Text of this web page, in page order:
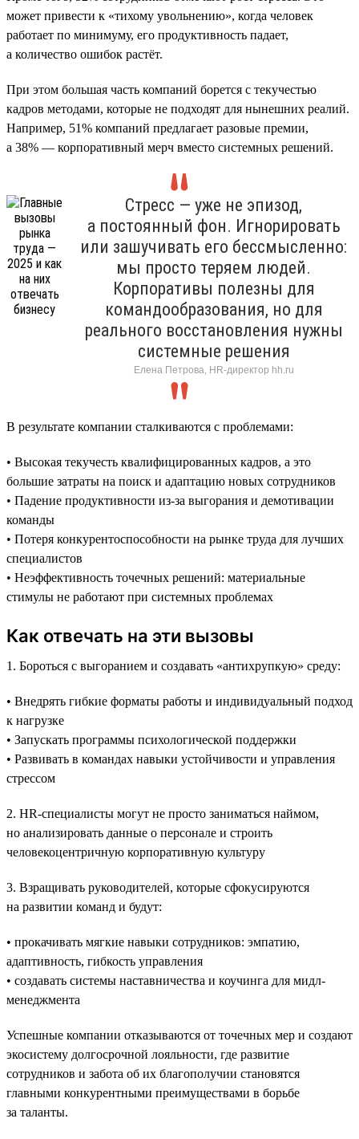
может привести к «тихому увольнению», когда человек
работает по минимуму, его продуктивность падает,
а количество ошибок растёт.
При этом большая часть компаний борется с текучестью
кадров методами, которые не подходят для нынешних реалий.
Например, 51% компаний предлагает разовые премии,
а 38% — корпоративный мерч вместо системных решений.
Стресс — уже не эпизод,
а постоянный фон. Игнорировать
или зашучивать его бессмысленно:
мы просто теряем людей.
Корпоративы полезны для
командообразования, но для
реального восстановления нужны
системные решения
Елена Петрова, HR-директор hh.ru
В результате компании сталкиваются с проблемами:
• Высокая текучесть квалифицированных кадров, а это
большие затраты на поиск и адаптацию новых сотрудников
• Падение продуктивности из-за выгорания и демотивации
команды
• Потеря конкурентоспособности на рынке труда для лучших
специалистов
• Неэффективность точечных решений: материальные
стимулы не работают при системных проблемах
Как отвечать на эти вызовы
1. Бороться с выгоранием и создавать «антихрупкую» среду:
• Внедрять гибкие форматы работы и индивидуальный подход
к нагрузке
• Запускать программы психологической поддержки
• Развивать в командах навыки устойчивости и управления
стрессом
2. HR-специалисты могут не просто заниматься наймом,
но анализировать данные о персонале и строить
человекоцентричную корпоративную культуру
3. Взращивать руководителей, которые сфокусируются
на развитии команд и будут:
• прокачивать мягкие навыки сотрудников: эмпатию,
адаптивность, гибкость управления
• создавать системы наставничества и коучинга для мидл-
менеджмента
Успешные компании отказываются от точечных мер и создают
экосистему долгосрочной лояльности, где развитие
сотрудников и забота об их благополучии становятся
главными конкурентными преимуществами в борьбе
за таланты.